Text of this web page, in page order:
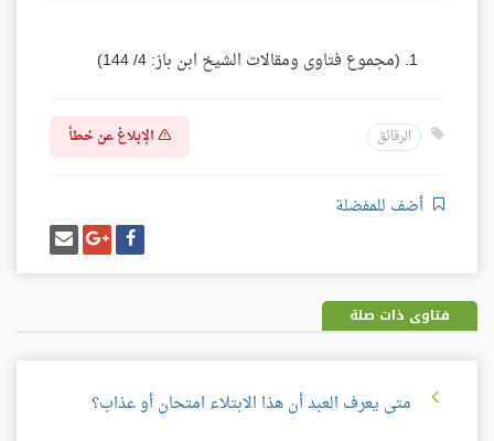
(مجموع فتاوى ومقالات الشيخ ابن باز: 4/ 144)
الرقائق الإبلاغ عن خطأ
أضف للمفضلة
شارك
على
فيسبوك
شارك
على
غوغل
بلس
إرسل
إيميل
فتاوى ذات صلة
متى يعرف العبد أن هذا الابتلاء امتحان أو عذاب؟